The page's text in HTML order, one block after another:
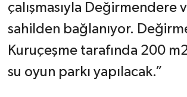
çalışmasıyla Değirmendere
sahilden bağlanıyor.
Kuruçeşme tarafında 200
su oyun parkı yapılacak.”